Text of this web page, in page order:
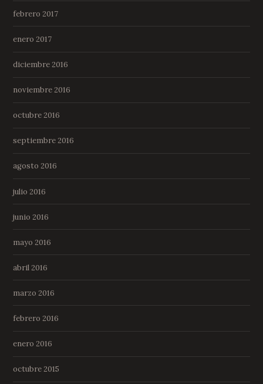
febrero 2017
enero 2017
diciembre 2016
noviembre 2016
octubre 2016
septiembre 2016
agosto 2016
julio 2016
junio 2016
mayo 2016
abril 2016
marzo 2016
febrero 2016
enero 2016
octubre 2015